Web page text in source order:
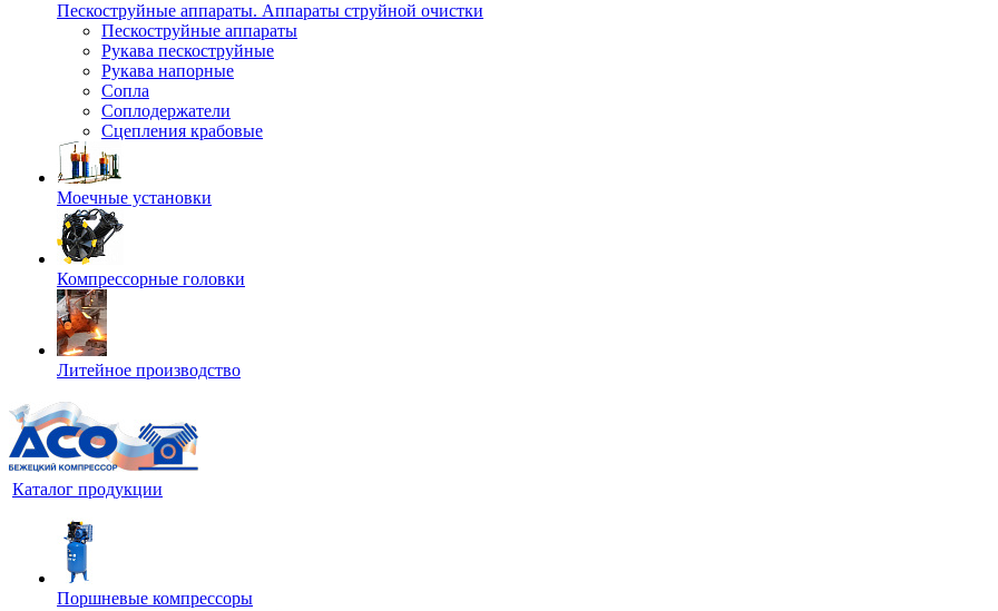
Пескоструйные аппараты. Аппараты струйной очистки
Пескоструйные аппараты
Рукава пескоструйные
Рукава напорные
Сопла
Соплодержатели
Сцепления крабовые
Моечные установки
Компрессорные головки
Литейное производство
Каталог продукции
Поршневые компрессоры